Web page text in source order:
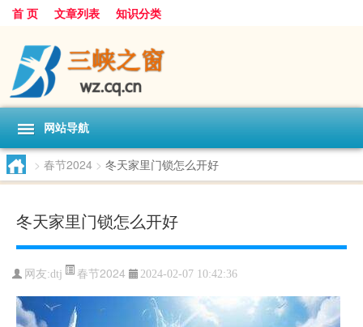
首 页 文章列表 知识分类
网站导航
> 春节2024 > 冬天家里门锁怎么开好
冬天家里门锁怎么开好
网友:dtj 春节2024 2024-02-07 10:42:36